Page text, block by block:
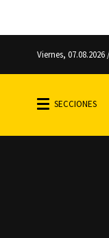
Viernes, 07.08.2026